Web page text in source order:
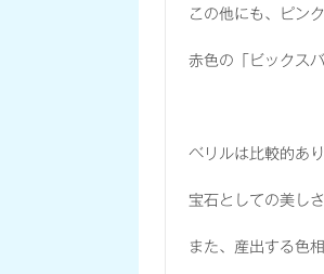
この他にも、ピン
赤色の「ビックス
ベリルは比較的あ
宝石としての美し
また、産出する色